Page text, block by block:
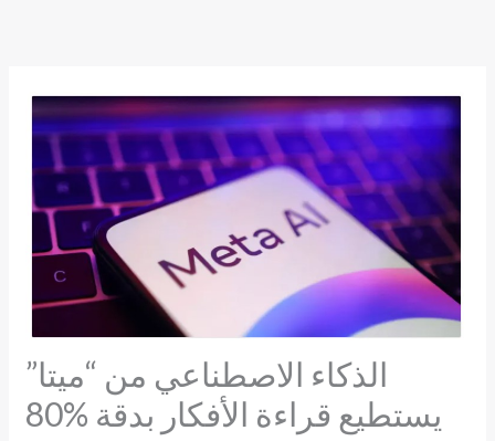
الذكاء الاصطناعي من “ميتا”
يستطيع قراءة الأفكار بدقة %80